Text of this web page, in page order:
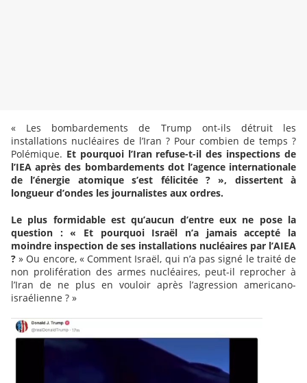
« Les bombardements de Trump ont-ils détruit les
installations nucléaires de l’Iran ? Pour combien de temps ?
Polémique. Et pourquoi l’Iran refuse-t-il des inspections de
l’IEA après des bombardements dot l’agence internationale
de l’énergie atomique s’est félicitée ? », dissertent à
longueur d’ondes les journalistes aux ordres.
Le plus formidable est qu’aucun d’entre eux ne pose la
question : « Et pourquoi Israël n’a jamais accepté la
moindre inspection de ses installations nucléaires par l’AIEA
?» Ou encore, « Comment Israël, qui n’a pas signé le traité de
non prolifération des armes nucléaires, peut-il reprocher à
l’Iran de ne plus en vouloir après l’agression americano-
israélienne ? »